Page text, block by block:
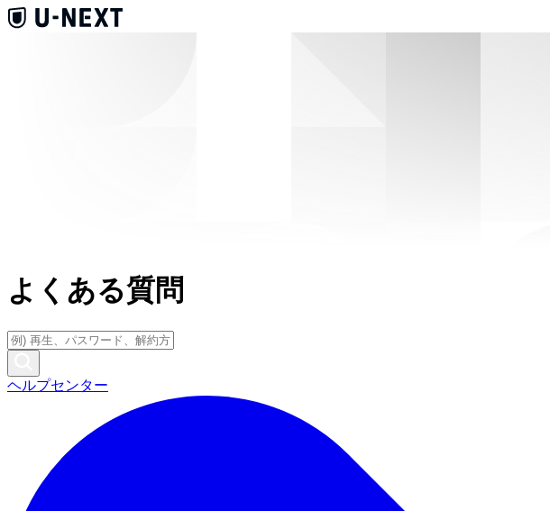
よくある質問
ヘルプセンター